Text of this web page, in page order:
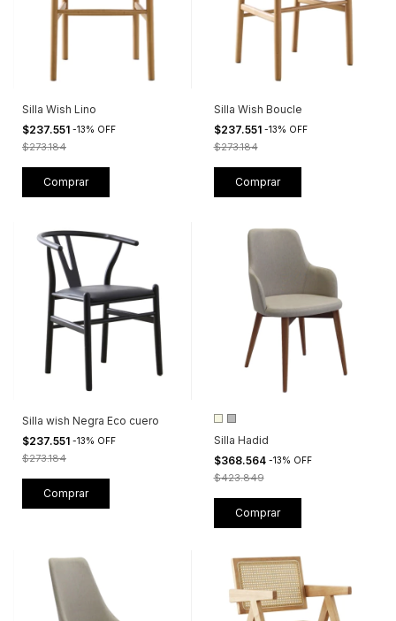
Silla Wish Lino
$237.551 -13% OFF
$273.184
Silla Wish Boucle
$237.551 -13% OFF
$273.184
Silla wish Negra Eco cuero
$237.551 -13% OFF
$273.184
Silla Hadid
$368.564 -13% OFF
$423.849
Comprar